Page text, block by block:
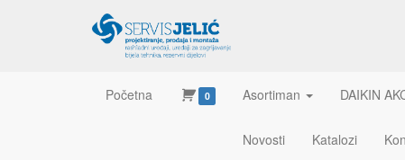
Početna 0 Asortiman DAIKIN
Novosti Katalozi